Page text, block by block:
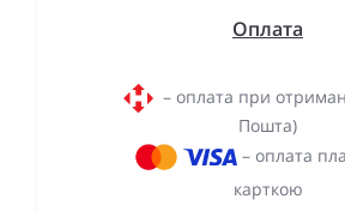
Оплата
– оплата при
Пошта)
– оплата
карткою